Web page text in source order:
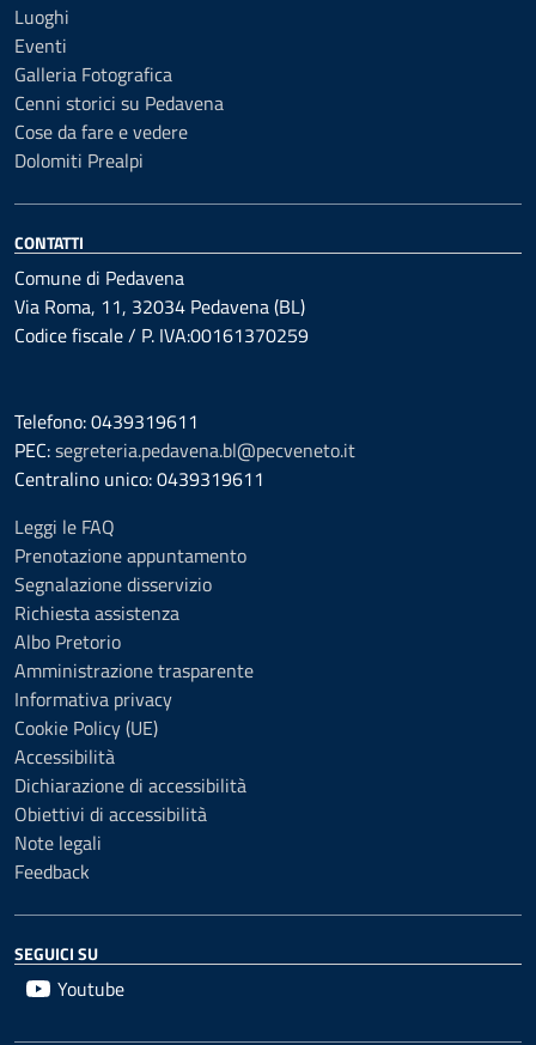
Luoghi
Eventi
Galleria Fotografica
Cenni storici su Pedavena
Cose da fare e vedere
Dolomiti Prealpi
CONTATTI
Comune di Pedavena
Via Roma, 11, 32034 Pedavena (BL)
Codice fiscale / P. IVA:00161370259
Telefono: 0439319611
PEC:segreteria.pedavena.bl@pecveneto.it
Centralino unico: 0439319611
Leggi le FAQ
Prenotazione appuntamento
Segnalazione disservizio
Richiesta assistenza
Albo Pretorio
Amministrazione trasparente
Informativa privacy
Cookie Policy (UE)
Accessibilità
Dichiarazione di accessibilità
Obiettivi di accessibilità
Note legali
Feedback
SEGUICI SU
Youtube